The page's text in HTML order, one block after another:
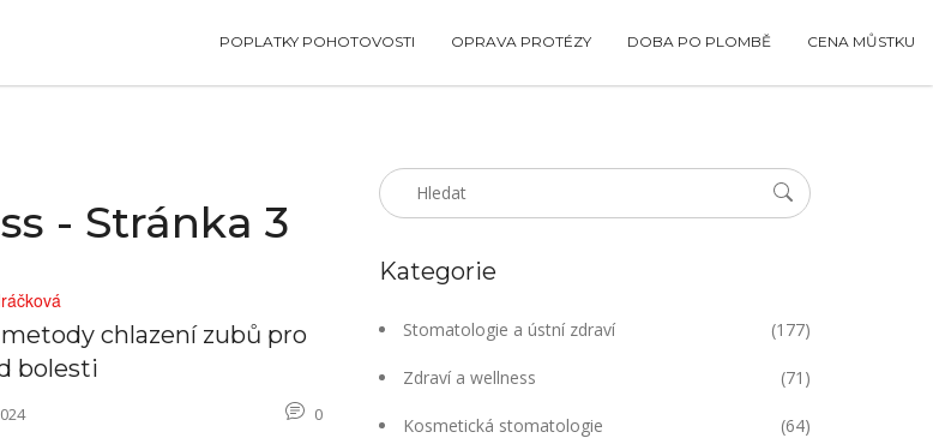
POPLATKY POHOTOVOSTI OPRAVA PROTÉZY DOBA PO PLOMBĚ CENA MŮSTKU
- Stránka 3
chlazení zubů pro
bolesti
0
Kategorie
Stomatologie a ústní zdraví (177)
Zdraví a wellness (71)
Kosmetická stomatologie (64)